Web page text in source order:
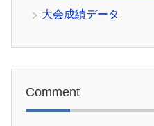
大会成績データ
Comment